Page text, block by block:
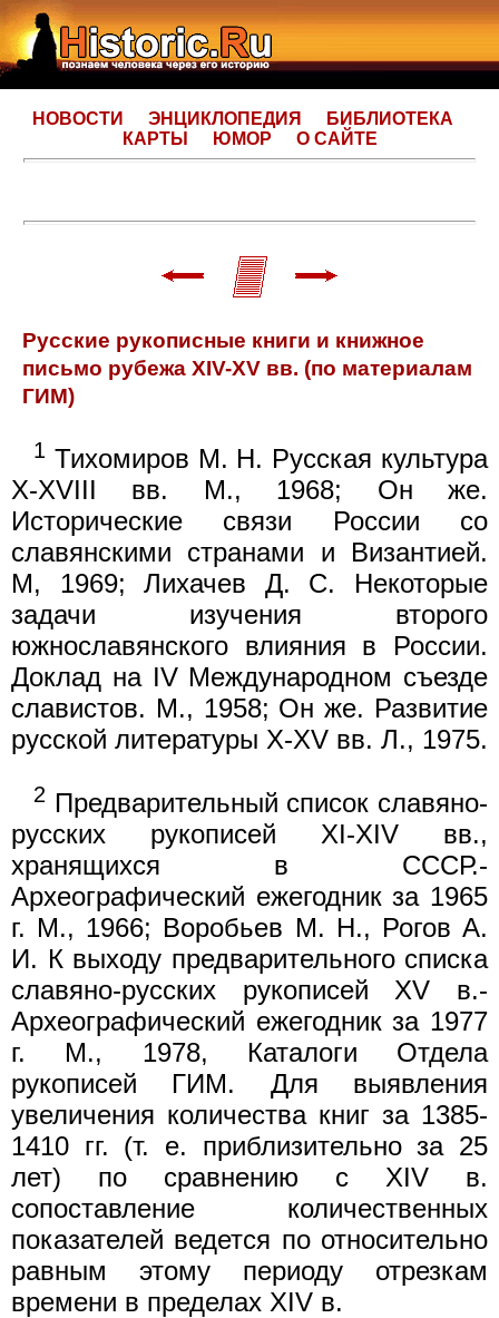
НОВОСТИ ЭНЦИКЛОПЕДИЯ
БИБЛИОТЕКА
КАРТЫ
ЮМОР О САЙТЕ
Русские рукописные книги и книжное
письмо рубежа XIV-XV вв. (по материалам
ГИМ)
1 Тихомиров М. Н. Русская культура
X-XVIII вв. М., 1968; Он же.
Исторические связи России со
славянскими странами и Византией.
М, 1969; Лихачев Д. С. Некоторые
задачи изучения второго
южнославянского влияния в России.
Доклад на IV Международном съезде
славистов. М., 1958; Он же. Развитие
русской литературы X-XV вв. Л., 1975.
2 Предварительный список славяно-
русских рукописей XI-XIV вв.,
хранящихся в СССР.-
Археографический ежегодник за 1965
г. М., 1966; Воробьев М. Н., Рогов А.
И. К выходу предварительного списка
славяно-русских рукописей XV в.-
Археографический ежегодник за 1977
г. М., 1978, Каталоги Отдела
рукописей ГИМ. Для выявления
увеличения количества книг за 1385-
1410 гг. (т. е. приблизительно за 25
лет) по сравнению с XIV в.
сопоставление количественных
показателей ведется по относительно
равным этому периоду отрезкам
времени в пределах XIV в.